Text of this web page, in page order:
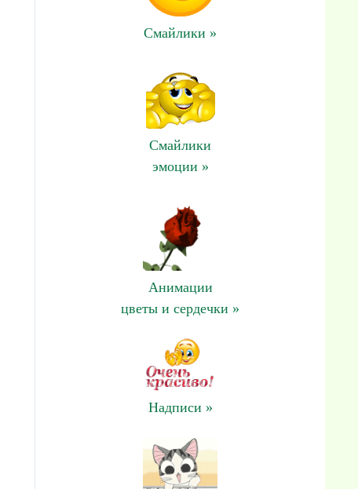
Смайлики »
Смайлики
эмоции »
Анимации
цветы и сердечки »
Надписи »